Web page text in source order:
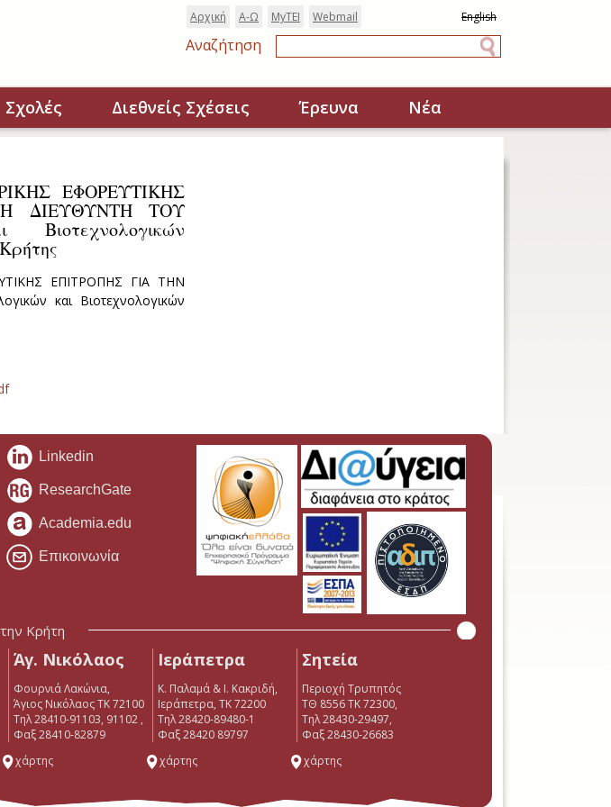
English
Webmail
MyTEI
Α-Ω
Αρχική
Αναζήτηση
Σχολές Διεθνείς Σχέσεις Έρευνα Νέα
ΕΦΟΡΕΥΤΙΚΗΣ
ΔΙΕΥΘΥΝΤΗ ΤΟΥ
ΕΠΙΤΡΟΠΗΣ ΓΙΑ ΤΗΝ
και Βιοτεχνολογικών
Linkedin
ResearchGate
Academia.edu
Επικοινωνία
Κρήτη
Άγ. Νικόλαος
Φουρνιά Λακώνια,
Άγιος Νικόλαος ΤΚ 72100
Τηλ 28410-91103, 91102 ,
Φαξ 28410-82879
χάρτης
Ιεράπετρα
Κ. Παλαμά & Ι. Κακριδή,
Ιεράπετρα, ΤΚ 72200
Tηλ 28420-89480-1
Φαξ 28420 89797
χάρτης
Σητεία
Περιοχή Τρυπητός
ΤΘ 8556 ΤΚ 72300,
Τηλ 28430-29497,
Φαξ 28430-26683
χάρτης